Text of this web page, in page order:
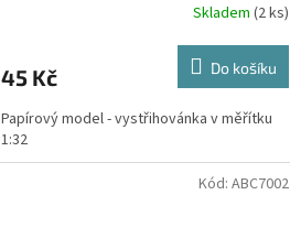
Skladem (2 ks)
45 Kč Do košíku
Papírový model - vystřihovánka v měřítku
1:32
Kód: ABC7002